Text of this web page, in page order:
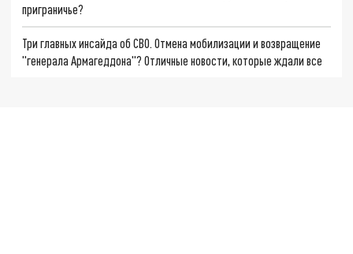
приграничье?
Три главных инсайда об СВО. Отмена мобилизации и возвращение
"генерала Армагеддона"? Отличные новости, которые ждали все